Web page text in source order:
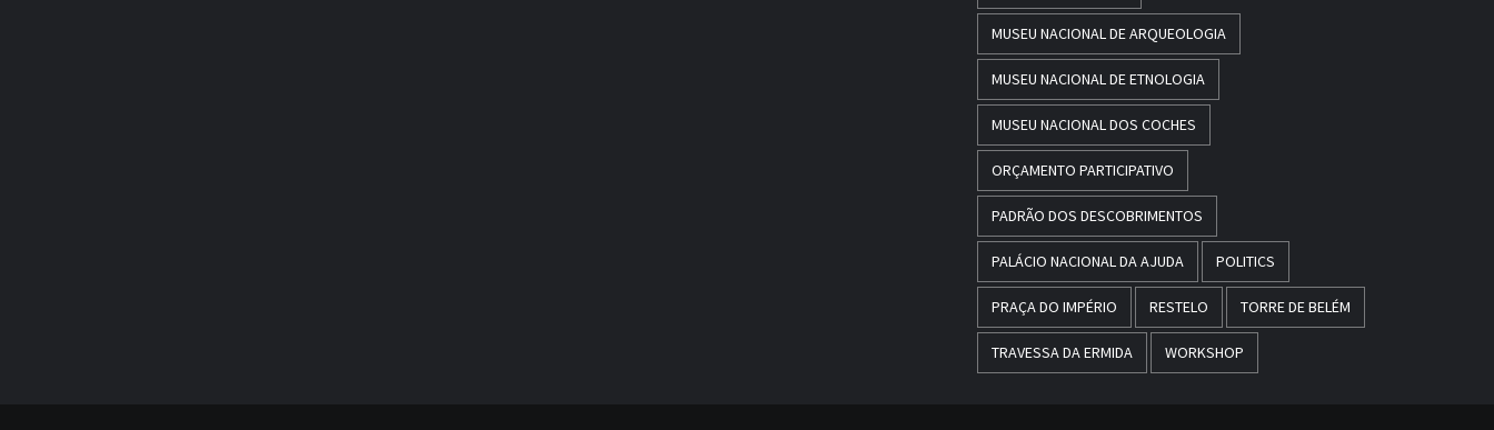
MUSEU NACIONAL DE ARQUEOLOGIA
MUSEU NACIONAL DE ETNOLOGIA
MUSEU NACIONAL DOS COCHES
ORÇAMENTO PARTICIPATIVO
PADRÃO DOS DESCOBRIMENTOS
PALÁCIO NACIONAL DA AJUDA POLITICS
PRAÇA DO IMPÉRIO RESTELO TORRE DE BELÉM
TRAVESSA DA ERMIDA WORKSHOP